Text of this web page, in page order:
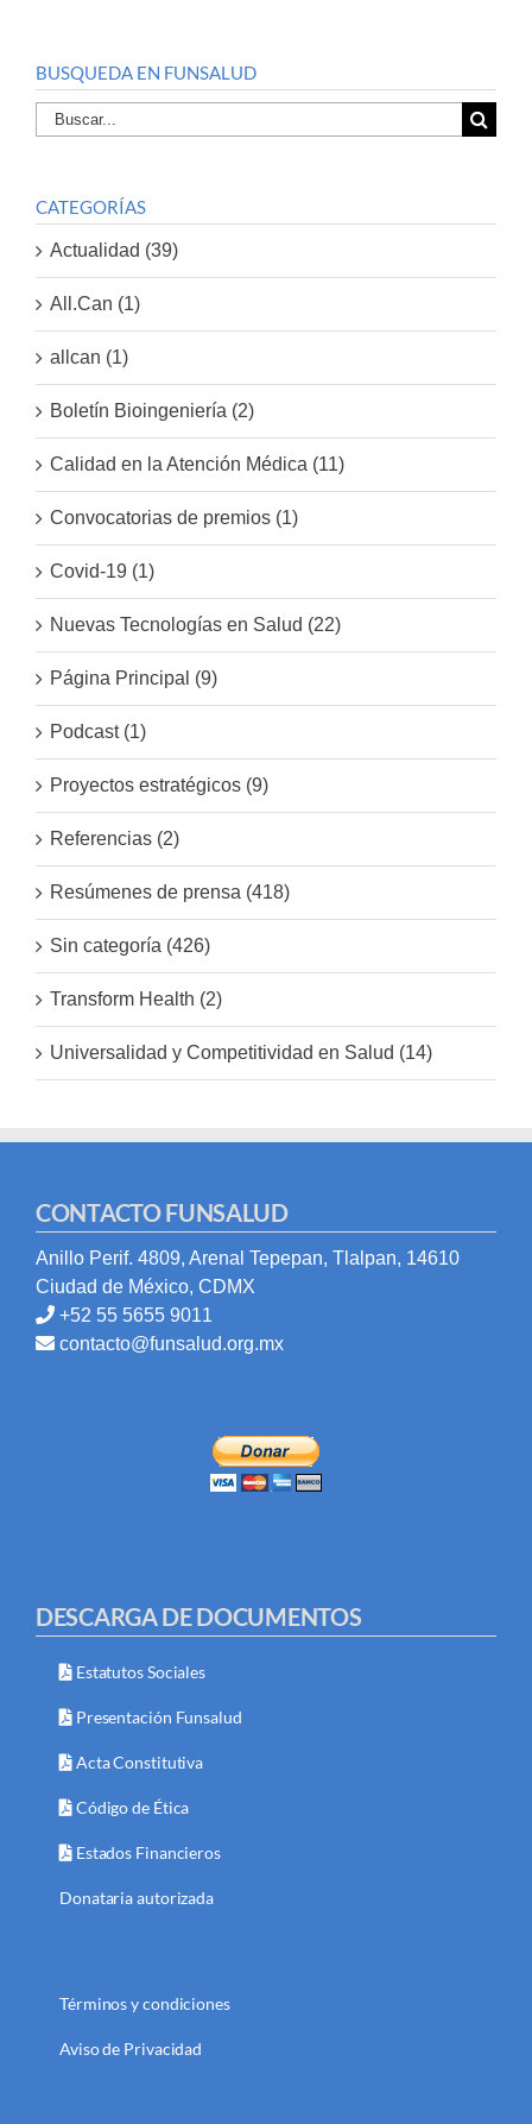
BUSQUEDA EN FUNSALUD
Buscar
por:
CATEGORÍAS
Actualidad (39)
All.Can (1)
allcan (1)
Boletín Bioingeniería (2)
Calidad en la Atención Médica (11)
Convocatorias de premios (1)
Covid-19 (1)
Nuevas Tecnologías en Salud (22)
Página Principal (9)
Podcast (1)
Proyectos estratégicos (9)
Referencias (2)
Resúmenes de prensa (418)
Sin categoría (426)
Transform Health (2)
Universalidad y Competitividad en Salud (14)
CONTACTO FUNSALUD
Anillo Perif. 4809, Arenal Tepepan, Tlalpan, 14610
Ciudad de México, CDMX
+52 55 5655 9011
contacto@funsalud.org.mx
DESCARGA DE DOCUMENTOS
Estatutos Sociales
Presentación Funsalud
Acta Constitutiva
Código de Ética
Estados Financieros
Donataria autorizada
Términos y condiciones
Aviso de Privacidad